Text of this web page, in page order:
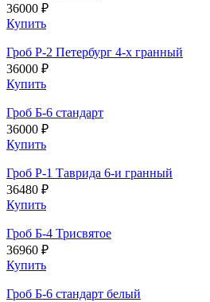
36000 ₽
Купить
Гроб Р-2 Петербург 4-х гранный
36000 ₽
Купить
Гроб Б-6 стандарт
36000 ₽
Купить
Гроб Р-1 Таврида 6-и гранный
36480 ₽
Купить
Гроб Б-4 Трисвятое
36960 ₽
Купить
Гроб Б-6 стандарт белый